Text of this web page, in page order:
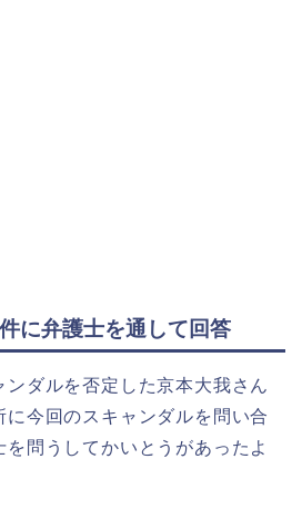
に弁護士を通して回答
ンダルを否定した京本大我さん
に今回のスキャンダルを問い合
問うしてかいとうがあったよ